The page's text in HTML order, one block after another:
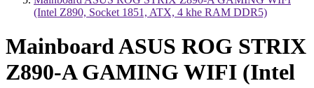
(Intel Z890, Socket 1851, ATX, 4 khe RAM DDR5)
Mainboard ASUS ROG STRIX
Z890-A GAMING WIFI (Intel